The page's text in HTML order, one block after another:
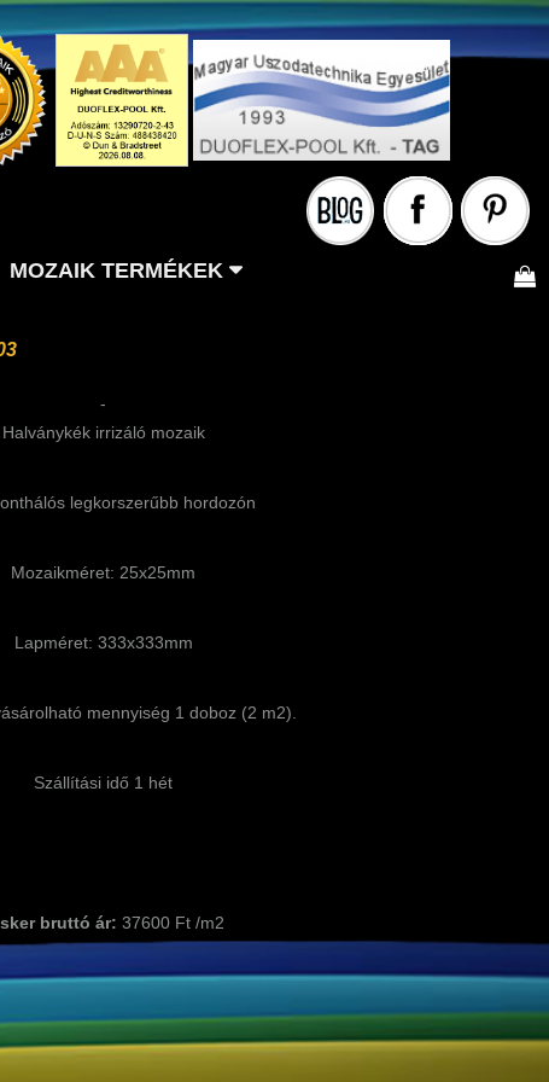
MOZAIK TERMÉKEK
-
Halványkék irrizáló mozaik
legkorszerűbb hordozón
Mozaikméret: 25x25mm
Lapméret: 333x333mm
mennyiség 1 doboz (2 m2).
Szállítási idő 1 hét
bruttó ár: 37600 Ft /m2